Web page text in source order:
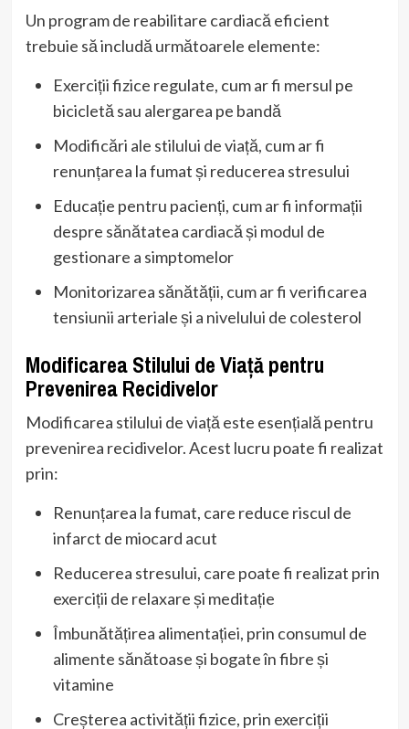
Un program de reabilitare cardiacă eficient
trebuie să includă următoarele elemente:
Exerciții fizice regulate, cum ar fi mersul pe
bicicletă sau alergarea pe bandă
Modificări ale stilului de viață, cum ar fi
renunțarea la fumat și reducerea stresului
Educație pentru pacienți, cum ar fi informații
despre sănătatea cardiacă și modul de
gestionare a simptomelor
Monitorizarea sănătății, cum ar fi verificarea
tensiunii arteriale și a nivelului de colesterol
Modificarea Stilului de Viață pentru
Prevenirea Recidivelor
Modificarea stilului de viață este esențială pentru
prevenirea recidivelor. Acest lucru poate fi realizat
prin:
Renunțarea la fumat, care reduce riscul de
infarct de miocard acut
Reducerea stresului, care poate fi realizat prin
exerciții de relaxare și meditație
Îmbunătățirea alimentației, prin consumul de
alimente sănătoase și bogate în fibre și
vitamine
Creșterea activității fizice, prin exerciții